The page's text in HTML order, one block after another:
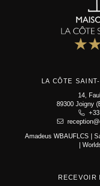
LA CÔTE
14,
89300 Joigny
Amadeus WBAUFLCS |
|
RECEVOIR